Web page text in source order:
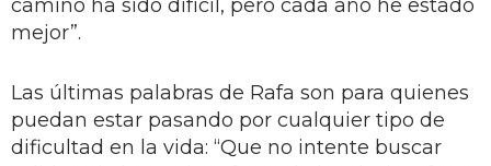
camino ha sido difícil, pero cada año he estado
mejor”.
Las últimas palabras de Rafa son para quienes
puedan estar pasando por cualquier tipo de
dificultad en la vida: “Que no intente buscar